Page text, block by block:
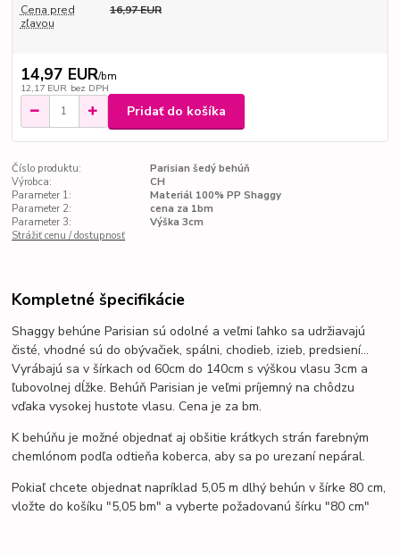
Cena pred
zľavou
16,97 EUR
14,97 EUR/bm
12,17 EUR bez DPH
Pridať do košíka
Číslo produktu:
Parisian šedý behúň
Výrobca:
CH
Parameter 1:
Materiál 100% PP Shaggy
Parameter 2:
cena za 1bm
Parameter 3:
Výška 3cm
Strážiť cenu / dostupnosť
Kompletné špecifikácie
Shaggy behúne Parisian sú odolné a veľmi ľahko sa udržiavajú
čisté,vhodné sú do obývačiek, spálni, chodieb, izieb, predsiení...
Vyrábajú sa v šírkach od 60cm do 140cm s výškou vlasu 3cm a
ľubovolnej dĺžke. Behúň Parisian je veľmi príjemný na chôdzu
vďaka vysokej hustote vlasu. Cena je za bm.
K behúňu je možné objednať aj obšitie krátkych strán farebným
chemlónom podľa odtieňa koberca, aby sa po urezaní nepáral.
Pokiaľ chcete objednat napríklad 5,05 m dlhý behún v šírke 80 cm,
vložte do košíku "5,05 bm" a vyberte požadovanú šírku "80 cm"